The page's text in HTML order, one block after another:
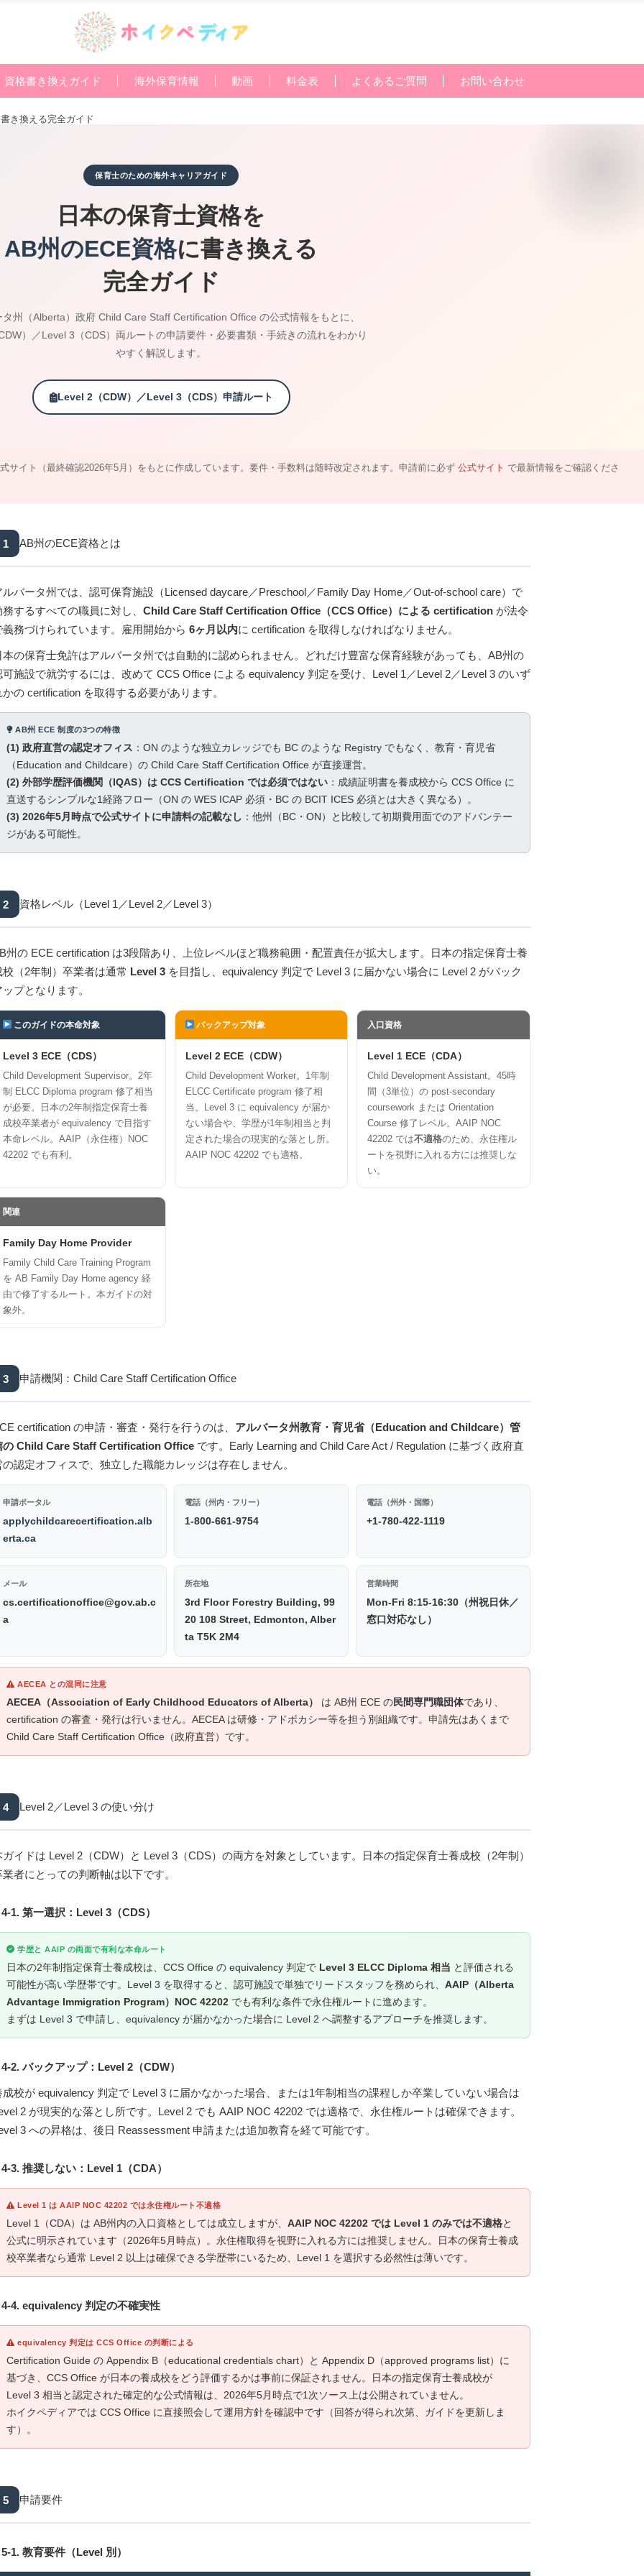
資格書き換えガイド 海外保育情報 動画 料金表 よくあるご質問 お問い合わせ
き換える完全ガイド
保育士のための海外キャリアガイド
日本の保育士資格を
AB州のECE資格に書き換える
完全ガイド
州（Alberta）政府 Child Care Staff Certification Office の公式情報をもとに、
）／Level 3（CDS）両ルートの申請要件・必要書類・手続きの流れをわかり
やすく解説します。
Level 2（CDW）／Level 3（CDS）申請ルート
イト（最終確認2026年5月）をもとに作成しています。要件・手数料は随時改定されます。申請前に必ず 公式サイト で最新情報をご確認くださ
1 AB州のECE資格とは
ルバータ州では、認可保育施設（Licensed daycare／Preschool／Family Day Home／Out-of-school care）で
務するすべての職員に対し、 Child Care Staff Certification Office（CCS Office）による certification が法令
義務づけられています。雇用開始から 6ヶ月以内に certification を取得しなければなりません。
本の保育士免許はアルバータ州では自動的に認められません。どれだけ豊富な保育経験があっても、AB州の
可施設で就労するには、改めて CCS Office による equivalency 判定を受け、Level 1／Level 2／Level 3 のいず
かの certification を取得する必要があります。
AB州 ECE 制度の3つの特徴
(1) 政府直営の認定オフィス ：ON のような独立カレッジでも BC のような Registry でもなく、教育・育児省
（Education and Childcare）の Child Care Staff Certification Office が直接運営。
(2) 外部学歴評価機関（IQAS）は CCS Certification では必須ではない ：成績証明書を養成校から CCS Office に
直送するシンプルな1経路フロー（ON の WES ICAP 必須・BC の BCIT ICES 必須とは大きく異なる）。
(3) 2026年5月時点で公式サイトに申請料の記載なし ：他州（BC・ON）と比較して初期費用面でのアドバンテー
ジがある可能性。
2 資格レベル（Level 1／Level 2／Level 3）
州の ECE certification は3段階あり、上位レベルほど職務範囲・配置責任が拡大します。日本の指定保育士養
校（2年制）卒業者は通常 Level 3 を目指し、equivalency 判定で Level 3 に届かない場合に Level 2 がバック
ップとなります。
このガイドの本命対象
Level 3 ECE（CDS）
Child Development Supervisor。2年
制 ELCC Diploma program 修了相当
が必要。日本の2年制指定保育士養
成校卒業者が equivalency で目指す
本命レベル。AAIP（永住権）NOC
42202 でも有利。
バックアップ対象
Level 2 ECE（CDW）
Child Development Worker。1年制
ELCC Certificate program 修了相
当。Level 3 に equivalency が届か
ない場合や、学歴が1年制相当と判
定された場合の現実的な落とし所。
AAIP NOC 42202 でも適格。
入口資格
Level 1 ECE（CDA）
Child Development Assistant。45時
間（3単位）の post-secondary
coursework または Orientation
Course 修了レベル。AAIP NOC
42202 では不適格のため、永住権ル
ートを視野に入れる方には推奨しな
い。
関連
Family Day Home Provider
Family Child Care Training Program
を AB Family Day Home agency 経
由で修了するルート。本ガイドの対
象外。
3 申請機関：Child Care Staff Certification Office
certification の申請・審査・発行を行うのは、 アルバータ州教育・育児省（Education and Childcare）管
の Child Care Staff Certification Office です。Early Learning and Child Care Act / Regulation に基づく政府直
の認定オフィスで、独立した職能カレッジは存在しません。
申請ポータル
applychildcarecertification.alb
erta.ca
電話（州内・フリー）
1-800-661-9754
電話（州外・国際）
+1-780-422-1119
メール
cs.certificationoffice@gov.ab.c
a
所在地
3rd Floor Forestry Building, 99
20 108 Street, Edmonton, Alber
ta T5K 2M4
営業時間
Mon-Fri 8:15-16:30（州祝日休／
窓口対応なし）
AECEA との混同に注意
AECEA（Association of Early Childhood Educators of Alberta） は AB州 ECE の民間専門職団体であり、
certification の審査・発行は行いません。AECEA は研修・アドボカシー等を担う別組織です。申請先はあくまで
Child Care Staff Certification Office（政府直営）です。
4 Level 2／Level 3 の使い分け
ガイドは Level 2（CDW）と Level 3（CDS）の両方を対象としています。日本の指定保育士養成校（2年制）
業者にとっての判断軸は以下です。
4-1. 第一選択：Level 3（CDS）
学歴と AAIP の両面で有利な本命ルート
日本の2年制指定保育士養成校は、CCS Office の equivalency 判定で Level 3 ELCC Diploma 相当 と評価される
可能性が高い学歴帯です。Level 3 を取得すると、認可施設で単独でリードスタッフを務められ、 AAIP（Alberta
Advantage Immigration Program）NOC 42202 でも有利な条件で永住権ルートに進めます。
まずは Level 3 で申請し、equivalency が届かなかった場合に Level 2 へ調整するアプローチを推奨します。
4-2. バックアップ：Level 2（CDW）
成校が equivalency 判定で Level 3 に届かなかった場合、または1年制相当の課程しか卒業していない場合は
2 が現実的な落とし所です。Level 2 でも AAIP NOC 42202 では適格で、永住権ルートは確保できます。
3 への昇格は、後日 Reassessment 申請または追加教育を経て可能です。
4-3. 推奨しない：Level 1（CDA）
Level 1 は AAIP NOC 42202 では永住権ルート不適格
Level 1（CDA）は AB州内の入口資格としては成立しますが、 AAIP NOC 42202 では Level 1 のみでは不適格と
公式に明示されています（2026年5月時点）。永住権取得を視野に入れる方には推奨しません。日本の保育士養成
校卒業者なら通常 Level 2 以上は確保できる学歴帯にいるため、Level 1 を選択する必然性は薄いです。
4-4. equivalency 判定の不確実性
equivalency 判定は CCS Office の判断による
Certification Guide の Appendix B（educational credentials chart）と Appendix D（approved programs list）に
基づき、CCS Office が日本の養成校をどう評価するかは事前に保証されません。日本の指定保育士養成校が
Level 3 相当と認定された確定的な公式情報は、2026年5月時点で1次ソース上は公開されていません。
ホイクペディアでは CCS Office に直接照会して運用方針を確認中です（回答が得られ次第、ガイドを更新しま
す）。
5 申請要件
5-1. 教育要件（Level 別）